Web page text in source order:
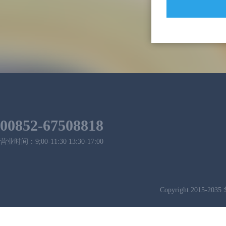
00852-67508818
营业时间：9;00-11:30 13:30-17:00
Copyright 2015-